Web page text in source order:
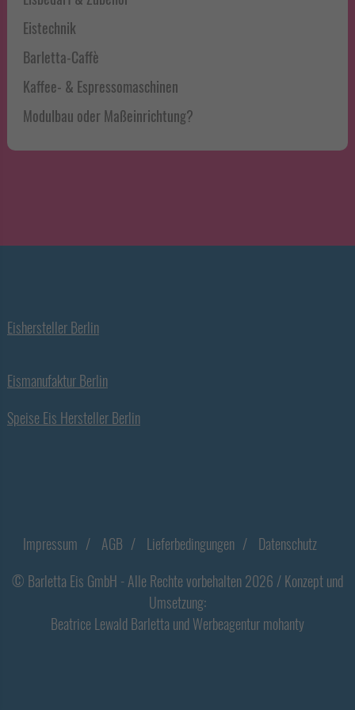
Eistechnik
Barletta-Caffè
Kaffee- & Espressomaschinen
Modulbau oder Maßeinrichtung?
Eishersteller Berlin
Eismanufaktur Berlin
Speise Eis Hersteller Berlin
Impressum AGB Lieferbedingungen
Datenschutz
© Barletta Eis GmbH - Alle Rechte vorbehalten 2026 / Konzept und
Umsetzung:
Beatrice Lewald Barletta undWerbeagenturmohanty